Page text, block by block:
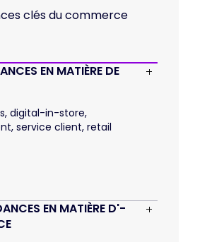
clés du commerce
EN MATIÈRE DE
digital-in-store,
service client, retail
EN MATIÈRE D'-